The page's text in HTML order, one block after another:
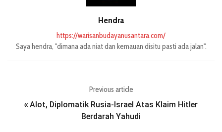
Hendra
https://warisanbudayanusantara.com/
Saya hendra, "dimana ada niat dan kemauan disitu pasti ada jalan".
Previous article
« Alot, Diplomatik Rusia-Israel Atas Klaim Hitler
Berdarah Yahudi